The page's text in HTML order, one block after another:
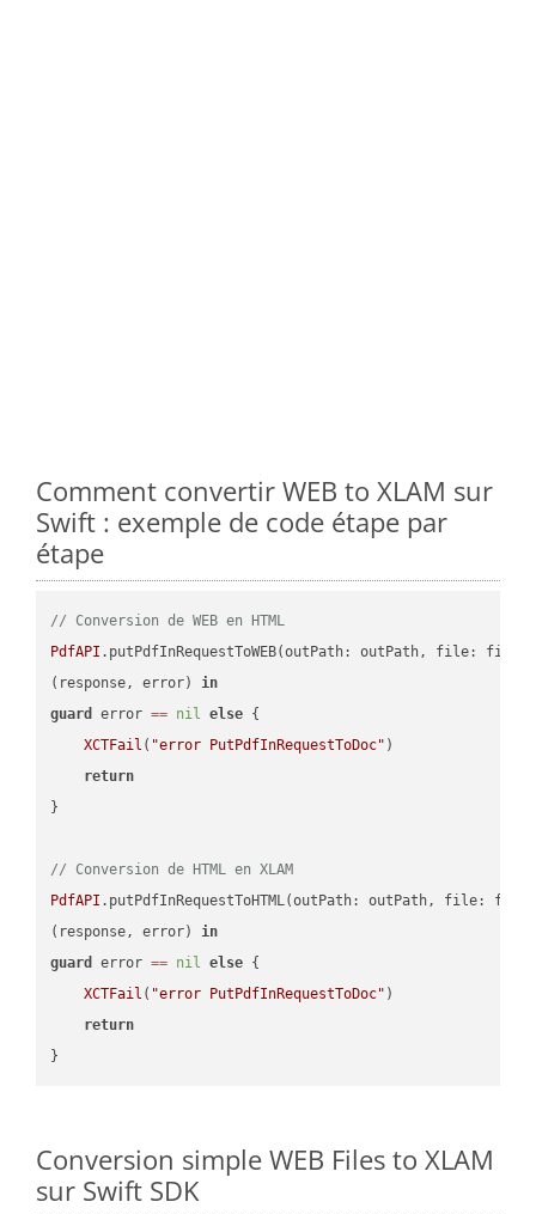
Comment convertir WEB to XLAM sur
Swift : exemple de code étape par
étape
// Conversion de WEB en HTML
PdfAPI .putPdfInRequestToWEB(outPath: outPath, file: file.
(response, error) in
guard
error == nil else {
XCTFail ( "error PutPdfInRequestToDoc" )
return
}
// Conversion de HTML en XLAM
PdfAPI .putPdfInRequestToHTML(outPath: outPath, file: file.
(response, error) in
guard
error == nil else {
XCTFail ( "error PutPdfInRequestToDoc" )
return
Conversion simple WEB Files to XLAM
sur Swift SDK